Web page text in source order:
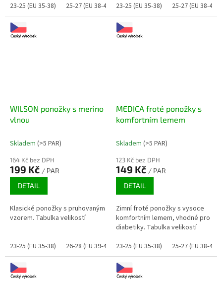
23-25 (EU 35-38) 25-27 (EU 38-41)
23-25 (EU 35-38)
25-27 (EU 38-41)
WILSON ponožky s merino
vlnou
Skladem (>5 PAR)
164 Kč bez DPH
199 Kč / PAR
DETAIL
Klasické ponožky s pruhovaným
vzorem. Tabulka velikostí
23-25 (EU 35-38) 26-28 (EU 39-42) 29-31 (EU 43-47)
MEDICA froté ponožky s
komfortním lemem
Skladem (>5 PAR)
123 Kč bez DPH
149 Kč / PAR
DETAIL
Zimní froté ponožky s vysoce
komfortním lemem, vhodné pro
diabetiky. Tabulka velikostí
23-25 (EU 35-38)
25-27 (EU 38-41)